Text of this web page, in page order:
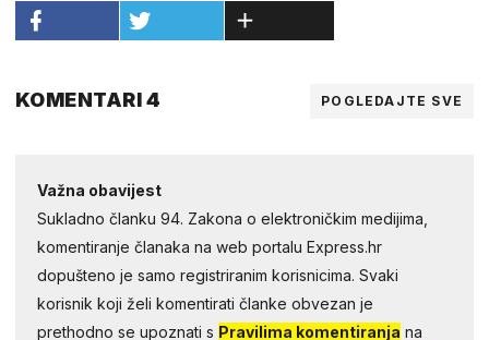
KOMENTARI 4 POGLEDAJTE SVE
Važna obavijest
Sukladno članku 94. Zakona o elektroničkim medijima,
komentiranje članaka na web portalu Express.hr
dopušteno je samo registriranim korisnicima. Svaki
korisnik koji želi komentirati članke obvezan je
prethodno se upoznati s Pravilima komentiranja na